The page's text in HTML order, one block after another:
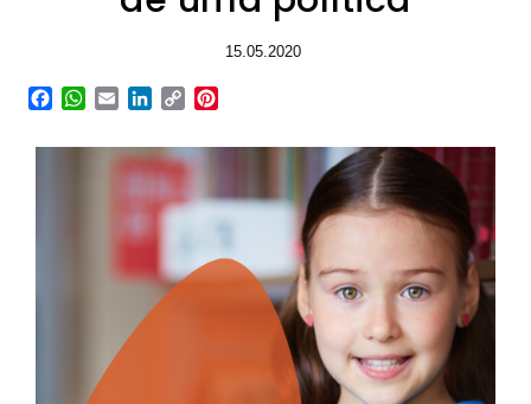
15.05.2020
Facebook
WhatsApp
EmailLinkedIn
Copy